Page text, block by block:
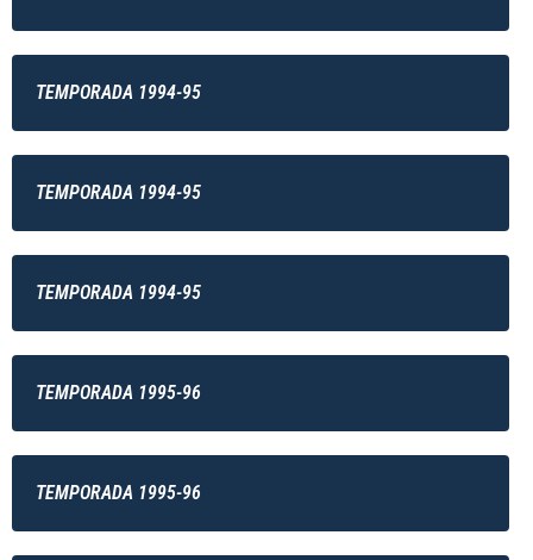
TEMPORADA 1994-95
TEMPORADA 1994-95
TEMPORADA 1994-95
TEMPORADA 1995-96
TEMPORADA 1995-96